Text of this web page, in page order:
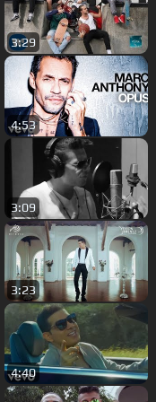
3:29
4:53
3:09
3:23
4:40